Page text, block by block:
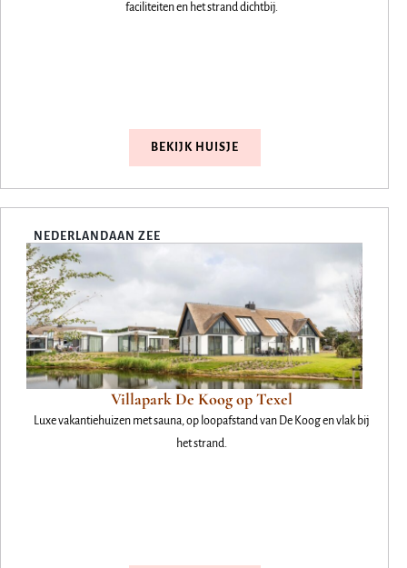
faciliteiten en het strand dichtbij.
BEKIJK HUISJE
NEDERLANDAAN ZEE
Villapark De Koog op Texel
Luxe vakantiehuizen met sauna, op loopafstand van De Koog en vlak bij
het strand.